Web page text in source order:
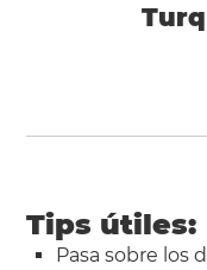
Tips útiles:
Pasa sobre los